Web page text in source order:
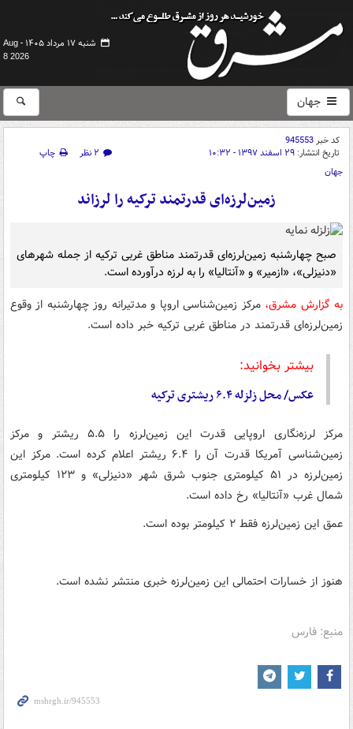
شنبه ۱۷ مرداد ۱۴۰۵ -
Aug
8 2026
جهان
کد خبر945553
تاریخ انتشار: ۲۹ اسفند ۱۳۹۷ - ۱۰:۳۲ ۲ نظر
چاپ
جهان
زمین‌لرزه‌ای قدرتمند ترکیه را لرزاند
صبح چهارشنبه زمین‌لرزه‌ای قدرتمند مناطق غربی ترکیه از جمله شهرهای
«دنیزلی»، «ازمیر» و «آنتالیا» را به لرزه درآورده است.
به گزارش مشرق، مرکز زمین‌شناسی اروپا و مدتیرانه روز چهارشنبه از وقوع
زمین‌لرزه‌ای قدرتمند در مناطق غربی ترکیه خبر داده است.
بیشتر بخوانید:
عکس/ محل زلزله ۶.۴ ریشتری ترکیه
مرکز لرزه‌نگاری اروپایی قدرت این زمین‌لرزه را ۵.۵ ریشتر و مرکز
زمین‌شناسی آمریکا قدرت آن را ۶.۴ ریشتر اعلام کرده است. مرکز این
زمین‌لرزه در ۵۱ کیلومتری جنوب شرق شهر «دنیزلی» و ۱۲۳ کیلومتری
شمال غرب «آنتالیا» رخ داده است.
عمق این زمین‌لرزه فقط ۲ کیلومتر بوده است.
هنوز از خسارات احتمالی این زمین‌لرزه خبری منتشر نشده است.
منبع: فارس